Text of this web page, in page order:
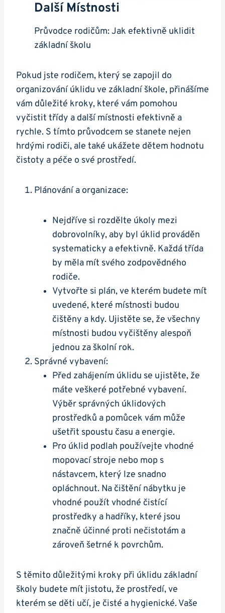
Další Místnosti
Průvodce rodičům: Jak efektivně uklidit
základní školu
Pokud jste rodičem, který se zapojil do
organizování úklidu ve základní škole, přinášíme
vám důležité kroky, které vám pomohou
vyčistit třídy a další místnosti efektivně a
rychle. S tímto průvodcem se stanete nejen
hrdými rodiči, ale také ukážete dětem hodnotu
čistoty a péče o své prostředí.
Plánování a organizace:
Nejdříve si rozdělte úkoly mezi
dobrovolníky, aby byl úklid prováděn
systematicky a efektivně. Každá třída
by měla mít svého zodpovědného
rodiče.
Vytvořte si plán, ve kterém budete mít
uvedené, které místnosti budou
čištěny a kdy. Ujistěte se, že všechny
místnosti budou vyčištěny alespoň
jednou za školní rok.
Správné vybavení:
Před zahájením úklidu se ujistěte, že
máte veškeré potřebné vybavení.
Výběr správných úklidových
prostředků a pomůcek vám může
ušetřit spoustu času a energie.
Pro úklid podlah používejte vhodné
mopovací stroje nebo mop s
nástavcem, který lze snadno
opláchnout. Na čištění nábytku je
vhodné použít vhodné čistící
prostředky a hadříky, které jsou
značně účinné proti nečistotám a
zároveň šetrné k povrchům.
S těmito důležitými kroky při úklidu základní
školy budete mít jistotu, že prostředí, ve
kterém se děti učí, je čisté a hygienické. Vaše